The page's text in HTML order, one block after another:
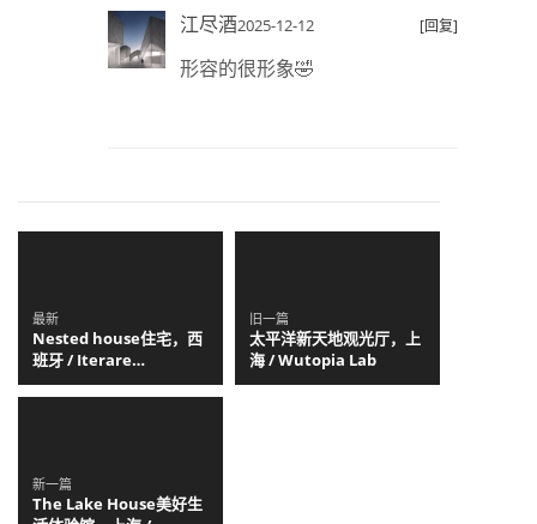
江尽酒2025-12-12 [回复]
形容的很形象🤣
最新
Nested house住宅，西
班牙 / Iterare
arquitectos
旧一篇
太平洋新天地观光厅，上
海 / Wutopia Lab
新一篇
The Lake House美好生